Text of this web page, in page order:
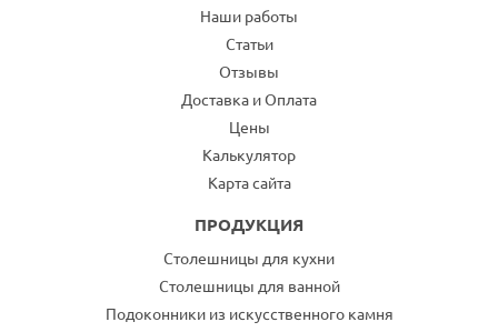
Наши работы
Статьи
Отзывы
Доставка и Оплата
Цены
Калькулятор
Карта сайта
ПРОДУКЦИЯ
Столешницы для кухни
Столешницы для ванной
Подоконники из искусственного камня